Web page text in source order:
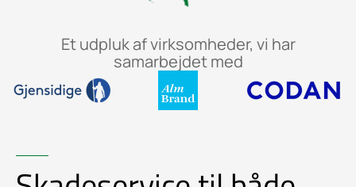
Et udpluk af virksomheder, vi har
samarbejdet med